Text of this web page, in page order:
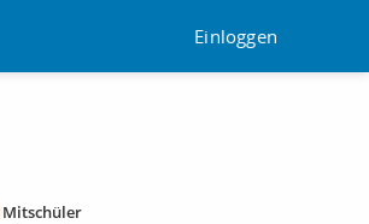
Einloggen
Mitschüler